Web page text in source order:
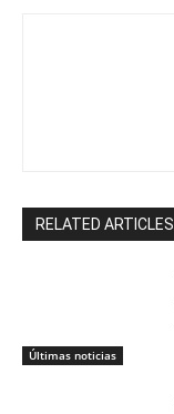
RELATED ARTICLES
Últimas noticias